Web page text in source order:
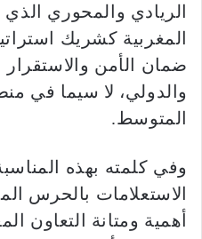
الريادي والمحوري الذي
المغربية كشريك
ضمان الأمن
والدولي، لا سيما في
المتوسط.
وفي كلمته بهذه
الاستعلامات بالحرس
أهمية ومتانة التعاون